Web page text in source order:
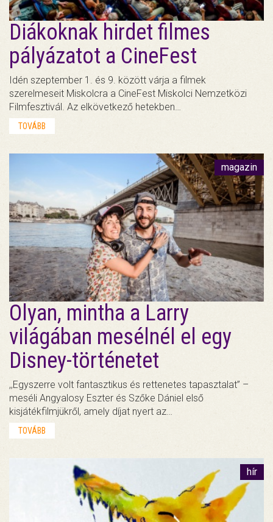
Diákoknak hirdet filmes
pályázatot a CineFest
Idén szeptember 1. és 9. között várja a filmek
szerelmeseit Miskolcra a CineFest Miskolci Nemzetközi
Filmfesztivál. Az elkövetkező hetekben…
TOVÁBB
magazin
Olyan, mintha a Larry
világában mesélnél el egy
Disney-történetet
,,Egyszerre volt fantasztikus és rettenetes tapasztalat” –
meséli Angyalosy Eszter és Szőke Dániel első
kisjátékfilmjükről, amely díjat nyert az…
TOVÁBB
hír